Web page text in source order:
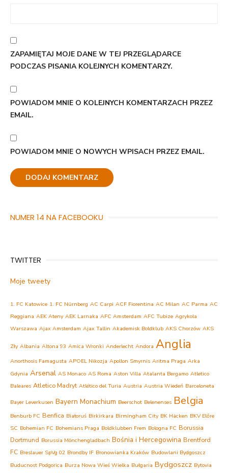
ZAPAMIĘTAJ MOJE DANE W TEJ PRZEGLĄDARCE
PODCZAS PISANIA KOLEJNYCH KOMENTARZY.
POWIADOM MNIE O KOLEJNYCH KOMENTARZACH PRZEZ
EMAIL.
POWIADOM MNIE O NOWYCH WPISACH PRZEZ EMAIL.
NUMER 14 NA FACEBOOKU
TWITTER
Moje tweety
1. FC Katowice 1. FC Nürnberg AC Carpi ACF Fiorentina AC Milan AC Parma AC
Reggiana AEK Ateny AEK Larnaka AFC Amsterdam AFC Tubize Agrykola
Warszawa Ajax Amsterdam Ajax Tallin Akademisk Boldklub AKS Chorzów AKS
Zły Albania Altona 93 Amica Wronki Anderlecht Andora Anglia
Anorthosis Famagusta APOEL Nikozja Apollon Smyrnis Aritma Praga Arka
Gdynia Arsenal AS Monaco AS Roma Aston Villa Atalanta Bergamo Atletico
Baleares Atletico Madryt Atlético del Turia Austria Austria Wiedeń Barceloneta
Bayer Leverkusen Bayern Monachium Beerschot Belenenses Belgia
Benburb FC Benfica Białoruś Birkirkara Birmingham City BK Häcken BKV Előre
SC Bohemian FC Bohemians Praga Boldklubben Frem Bologna FC Borussia
Dortmund Borussia Mönchengladbach Bośnia i Hercegowina Brentford
FC Breslauer SpVg 02 Brondby IF Bronowianka Kraków Budowlani Bydgoszcz
Buducnost Podgorica Burza Nowa Wieś Wielka Bułgaria Bydgoszcz Bytovia